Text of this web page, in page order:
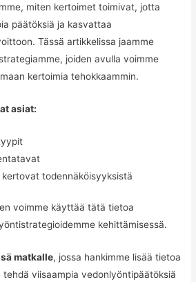
miten kertoimet toimivat, jotta
päätöksiä ja kasvattaa
Tässä artikkelissa jaamme
joiden avulla voimme
kertoimia tehokkaammin.
asiat:
todennäköisyyksistä
voimme käyttää tätä tietoa
kehittämisessä.
matkalle, jossa hankimme lisää tietoa
viisaampia vedonlyöntipäätöksiä